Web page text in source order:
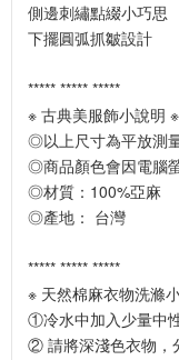
側邊刺繡點綴小巧思
下擺圓弧抓皺設計
***** ***** *****
※ 古典美服飾小說明 ※
◎以上尺寸為平放測
◎商品顏色會因電腦
◎材質：100%亞麻
◎產地： 台灣
***** ***** *****
※ 天然棉麻衣物洗滌
①冷水中加入少量中
② 請將深淺色衣物，